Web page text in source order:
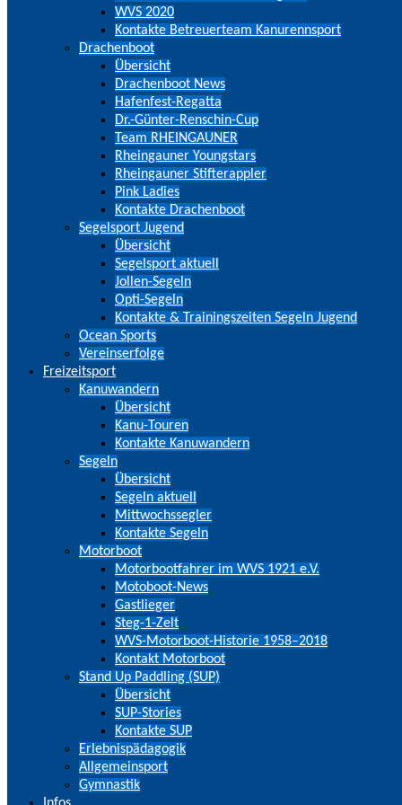
WVS 2020
Kontakte Betreuerteam Kanurennsport
Drachenboot
Übersicht
Drachenboot News
Hafenfest-Regatta
Dr.-Günter-Renschin-Cup
Team RHEINGAUNER
Rheingauner Youngstars
Rheingauner Stifterappler
Pink Ladies
Kontakte Drachenboot
Segelsport Jugend
Übersicht
Segelsport aktuell
Jollen-Segeln
Opti-Segeln
Kontakte & Trainingszeiten Segeln Jugend
Ocean Sports
Vereinserfolge
Freizeitsport
Kanuwandern
Übersicht
Kanu-Touren
Kontakte Kanuwandern
Segeln
Übersicht
Segeln aktuell
Mittwochssegler
Kontakte Segeln
Motorboot
Motorbootfahrer im WVS 1921 e.V.
Motoboot-News
Gastlieger
Steg-1-Zelt
WVS-Motorboot-Historie 1958–2018
Kontakt Motorboot
Stand Up Paddling (SUP)
Übersicht
SUP-Stories
Kontakte SUP
Erlebnispädagogik
Allgemeinsport
Gymnastik